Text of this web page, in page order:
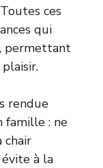
ces
qui
permettant
rendue
famille : ne
chair
à la